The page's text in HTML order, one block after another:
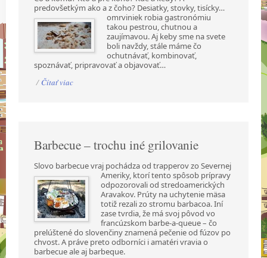
predovšetkým ako a z čoho? Desiatky, stovky,tisícky…
omrviniek robia gastronómiu
takou pestrou, chutnou a
zaujímavou. Aj keby sme na svete
boli navždy, stále máme čo
ochutnávať, kombinovať,
spoznávať, pripravovať a objavovať…
/ Čítať viac
Barbecue – trochu iné grilovanie
Slovo barbecue vraj pochádza od trapperov zo Severnej
Ameriky, ktorí tento spôsob prípravy
odpozorovali od stredoamerických
Aravakov. Prúty na uchytenie mäsa
totiž rezali zo stromu barbacoa. Iní
zase tvrdia, že má svoj pôvod vo
francúzskom barbe-a-queue – čo
prelúštené do slovenčiny znamená pečenie od fúzov po
chvost. A práve preto odborníci i amatéri vravia o
barbecue ale aj barbeque.